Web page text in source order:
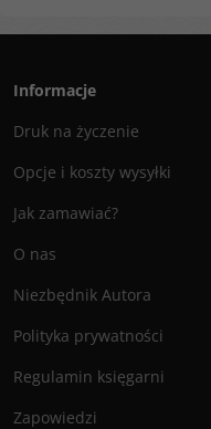
Informacje
Druk na życzenie
Opcje i koszty wysyłki
Jak zamawiać?
O nas
Niezbędnik Autora
Polityka prywatności
Regulamin księgarni
Zapowiedzi